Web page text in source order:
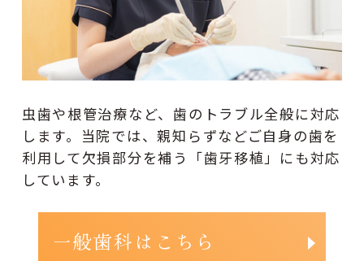
虫歯や根管治療など、歯のトラブル全般に対応
します。当院では、親知らずなどご自身の歯を
利用して欠損部分を補う「歯牙移植」にも対応
しています。
一般歯科はこちら